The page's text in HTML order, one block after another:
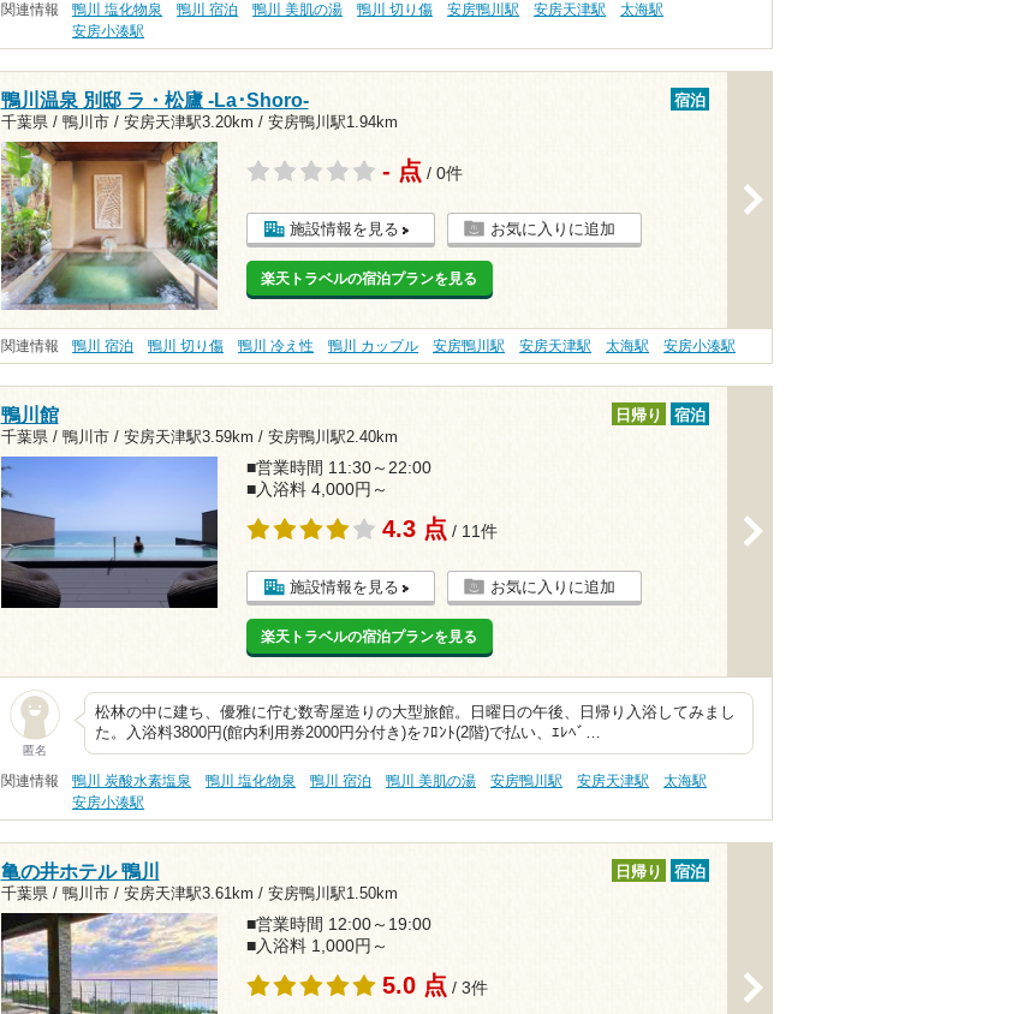
関連情報 鴨川 塩化物泉 鴨川 宿泊 鴨川 美肌の湯 鴨川 切り傷 安房鴨川駅 安房天津駅
太海駅
安房小湊駅
鴨川温泉 別邸 ラ・松廬 -La･Shoro-
千葉県 / 鴨川市 / 安房天津駅3.20km / 安房鴨川駅1.94km
宿泊
- 点 / 0件
施設情報を見る お気に入りに追加
楽天トラベルの宿泊プランを見る
関連情報 鴨川 宿泊 鴨川 切り傷 鴨川 冷え性 鴨川 カップル 安房鴨川駅 安房天津駅 太海駅 安房小湊駅
鴨川館
千葉県 / 鴨川市 / 安房天津駅3.59km / 安房鴨川駅2.40km
日帰り 宿泊
■営業時間 11:30～22:00
■入浴料 4,000円～
4.3 点 / 11件
施設情報を見る お気に入りに追加
楽天トラベルの宿泊プランを見る
匿名
松林の中に建ち、優雅に佇む数寄屋造りの大型旅館。日曜日の午後、日帰り入浴してみまし
た。入浴料3800円(館内利用券2000円分付き)をﾌﾛﾝﾄ(2階)で払い、ｴﾚﾍﾞ…
関連情報 鴨川 炭酸水素塩泉 鴨川 塩化物泉 鴨川 宿泊 鴨川 美肌の湯 安房鴨川駅 安房天津駅
太海駅
安房小湊駅
亀の井ホテル 鴨川
千葉県 / 鴨川市 / 安房天津駅3.61km / 安房鴨川駅1.50km
日帰り 宿泊
■営業時間 12:00～19:00
■入浴料 1,000円～
5.0 点 / 3件